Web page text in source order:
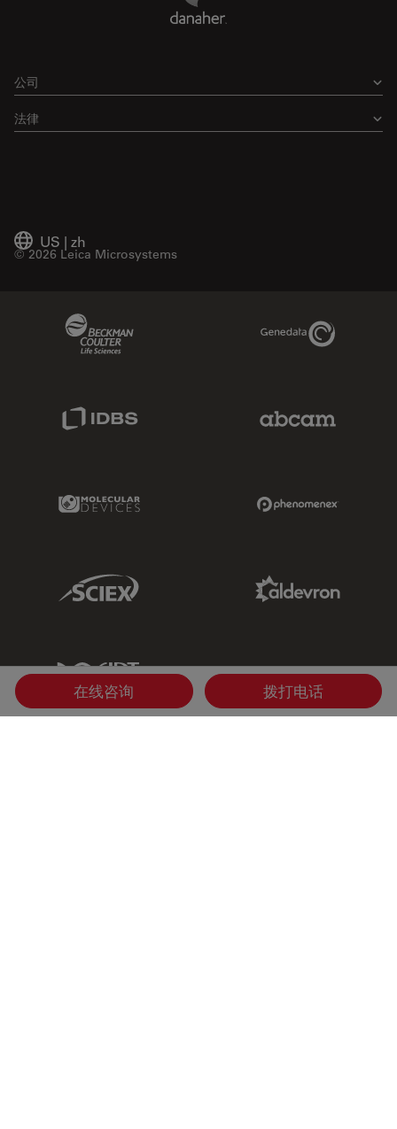
公司
法律
US | zh
© 2026 Leica Microsystems
Genedata Link
Molecular Devices Link
Sciex Link
IDT Link
在线咨询 拨打电话